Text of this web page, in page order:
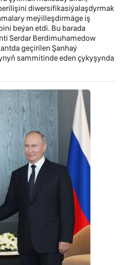
diwersifikasiýalaşdyrmak
meýilleşdirmäge iş
beýan etdi. Bu barada
Serdar Berdimuhamedow
geçirilen Şanhaý
sammitinde eden çykyşynda